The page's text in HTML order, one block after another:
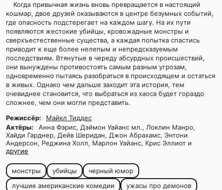
Когда привычная жизнь вновь превращается в настоящий
кошмар, двое друзей оказываются в центре безумных событий,
где опасность подстерегает на каждом шагу. На их пути
появляются жестокие убийцы, кровожадные монстры и
сверхъестественные существа, а каждая попытка спастись
приводит к еще более нелепым и непредсказуемым
последствиям. Втянутые в череду абсурдных происшествий,
они вынуждены противостоять самым разным угрозам,
одновременно пытаясь разобраться в происходящем и остаться
в живых. Однако чем дальше заходит эта история, тем
очевиднее становится, что выбраться из хаоса будет гораздо
сложнее, чем они могли представить.
Режиссёр:
Майкл Тиддес
Актёры:
Анна Фэрис, Дэймон Уайанс мл., Локлин Манро,
Хайди Гарднер, Дейв Шеридан, Джон Абрахамс, Энтони
Андерсон, Реджина Холл, Марлон Уайанс, Крис Эллиот и
другие
монстры убийцы
черный юмор
лучшие американские комедии
ужасы про демонов